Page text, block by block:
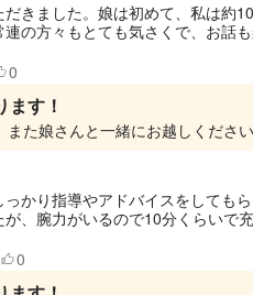
きました。娘は初めて、私は約
の方々もとても気さくで、お話
0
す！
た娘さんと一緒にお越しください
かり指導やアドバイスをしても
、腕力がいるので10分くらいで
0